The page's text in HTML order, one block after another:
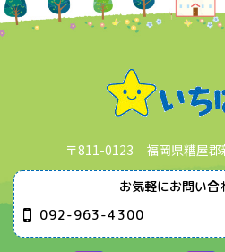
〒811-0123 福岡県糟屋郡
お気軽にお問い合
092-963-4300